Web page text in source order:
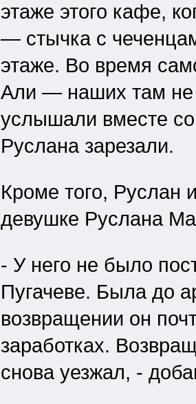
этаже этого кафе,
— стычка с
этаже. Во время
Али — наших там не
услышали вместе со
Руслана зарезали.
Кроме того, Руслан
девушке Руслана
- У него не было
Пугачеве. Была до
возвращении он
заработках.
снова уезжал, -